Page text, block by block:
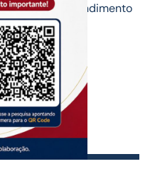
Horário de Atendimento
07 às 14 horas​
Poder Judiciário